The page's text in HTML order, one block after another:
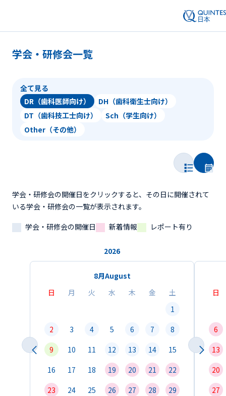
学会・研修会一覧
全て見る
DR（歯科医師向け）
DH（歯科衛生士向け）
DT（歯科技工士向け）
Sch（学生向け）
Other（その他）
学会・研修会の開催日をクリックすると、その日に開催されて
いる学会・研修会の一覧が表示されます。
学会・研修会の開催日
新着情報 レポート有り
2026
8月August
日
月 火 水 木 金
土
1
2
3 4 5 6 7
8
9
10 11 12 13 14
15
16
17 18 19 20 21
22
23
24 25 26 27 28
29
日
6
13
20
27